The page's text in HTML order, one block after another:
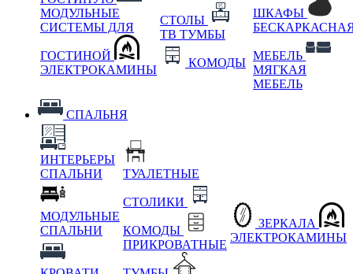
МОДУЛЬНЫЕ
СИСТЕМЫ ДЛЯ
ГОСТИНОЙ
ЭЛЕКТРОКАМИНЫ
СТОЛЫ
ТВ ТУМБЫ
КОМОДЫ
ШКАФЫ
МЕБЕЛЬ
МЯГКАЯ
МЕБЕЛЬ
СПАЛЬНЯ
ИНТЕРЬЕРЫ
СПАЛЬНИ
МОДУЛЬНЫЕ
СПАЛЬНИ
ТУАЛЕТНЫЕ
СТОЛИКИ
КОМОДЫ
ПРИКРОВАТНЫЕ
ЗЕРКАЛА
ЭЛЕКТРОКАМИНЫ